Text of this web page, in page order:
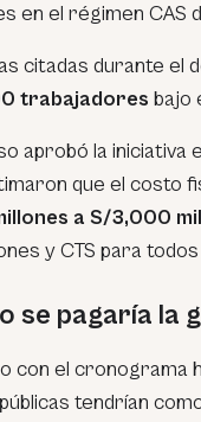
en el régimen CAS
citadas durante el
trabajadores bajo
aprobó la iniciativa
que el costo
a S/3,000
y CTS para
se pagaría la
con el cronograma
tendrían